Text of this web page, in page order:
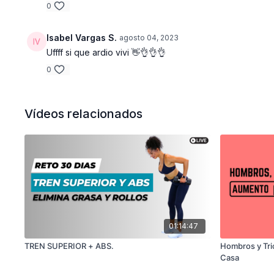
0
Isabel Vargas S. agosto 04, 2023
Uffff si que ardio vivi 👋👌👌👌
0
Vídeos relacionados
01:14:47
TREN SUPERIOR + ABS.
Hombros y
Casa